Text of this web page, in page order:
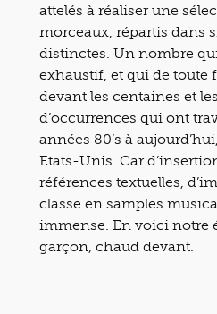
attelés à réaliser une
morceaux, répartis dans
distinctes. Un nombre
exhaustif, et qui de toute
devant les centaines et
d’occurrences qui ont
années 80’s à
Etats-Unis. Car
références textuelles,
classe en samples
immense. En voici notre
garçon, chaud devant.